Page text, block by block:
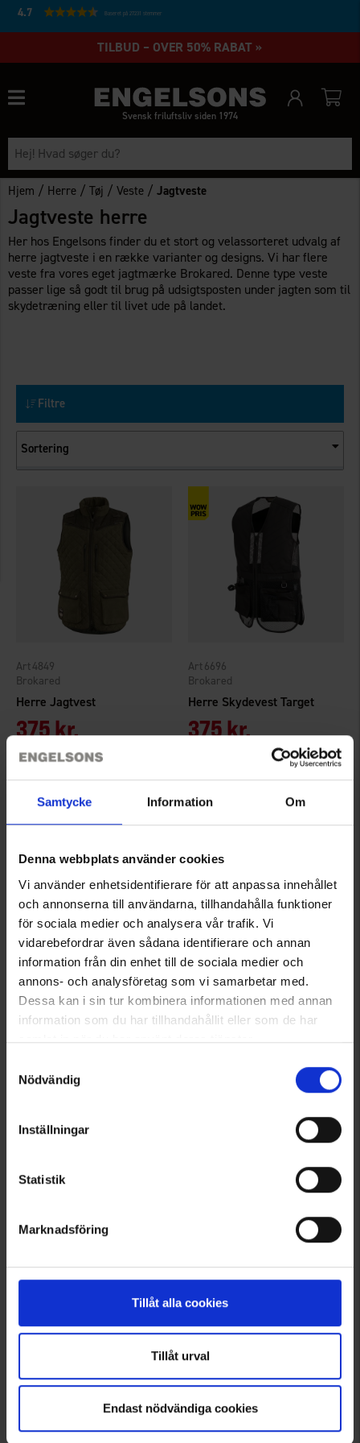
Samtycke Information Om
Denna webbplats använder cookies
Vi använder enhetsidentifierare för att anpassa innehållet
och annonserna till användarna, tillhandahålla funktioner
för sociala medier och analysera vår trafik. Vi
vidarebefordrar även sådana identifierare och annan
information från din enhet till de sociala medier och
annons- och analysföretag som vi samarbetar med.
Dessa kan i sin tur kombinera informationen med annan
information som du har tillhandahållit eller som de har
samlat in när du har använt deras tjänster.
Nödvändig
Inställningar
Statistik
Marknadsföring
Tillåt alla cookies
Tillåt urval
Endast nödvändiga cookies
4.7 Baseret på 27231 stemmer
TILBUD – OVER 50% RABAT »
Svensk friluftsliv siden 1974
Hjem / Herre /Tøj /Veste /Jagtveste
Jagtveste herre
Her hos Engelsons finder du et stort og velassorteret udvalg af
herre jagtveste i en række varianter og designs. Vi har flere
veste fra vores eget jagtmærke Brokared. Denne type veste
passer lige så godt til brug på udsigtsposten under jagten som til
skydetræning eller til livet ude på landet.
Filtre
Sortering
Herre Jagtvest
Brokared
4849
375 kr.
Herre Skydevest Target
Brokared
6696
375 kr.
4.5 ud af 5 stjerner
Herre Hundeførervest Bear
Brokared
6744
299 kr.
Herre Outdoor vest Inverness
Brokared
3740
375 kr.